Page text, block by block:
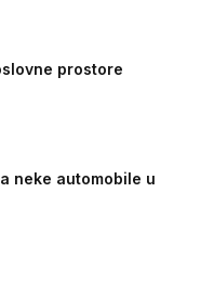
prostore
neke automobile u